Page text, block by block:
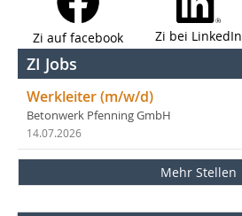
Zi auf facebook Zi bei LinkedIn
ZI Jobs
Werkleiter (m/w/d)
Betonwerk Pfenning GmbH
14.07.2026
Mehr Stellen